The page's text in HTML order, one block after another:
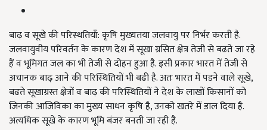
बाढ़ व सूखे की परिस्थतियाँ: कृषि मुख्यतया जलवायु पर निर्भर करती है.
जलवायुवीय परिवर्तन के कारण देश में सूखा ग्रसित क्षेत्र तेजी से बढते जा रहे
हैं व भूमिगत जल का भी तेजी से दोहन हुआ है. इसी प्रकार भारत में तेजी से
अचानक बाढ़ आने की परिस्थितियों भी बढी है. अतः भारत में पडने वाले सूखे,
बढते सूखाग्रस्त क्षेत्रों व बाढ़ की परिस्थितियों ने देश के लाखों किसानों को
जिनकी आजिविका का मुख्य साधन कृषि है,उनको खतरे में डाल दिया है.
अत्यधिक सूखे के कारण भूमि बंजर बनती जा रही है.